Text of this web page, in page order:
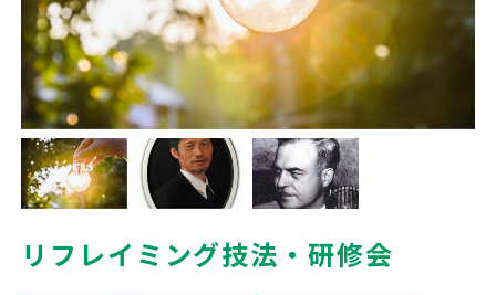
リフレイミング技法・研修会